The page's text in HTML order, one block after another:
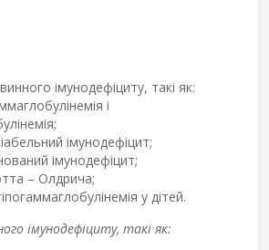
імунодефіциту, такі як:
і
імунодефіцит;
імунодефіцит;
– Олдрича;
у дітей.
імунодефіциту, такі як: